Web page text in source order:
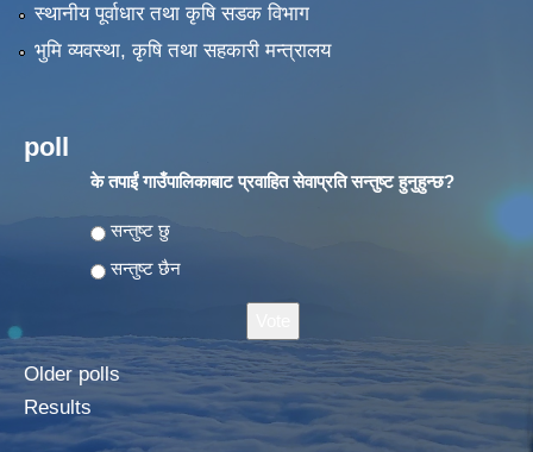
स्थानीय पूर्वाधार तथा कृषि सडक विभाग
भुमि व्यवस्था, कृषि तथा सहकारी मन्त्रालय
poll
के तपाईं गाउँपालिकाबाट प्रवाहित सेवाप्रति सन्तुष्ट हुनुहुन्छ?
Choices
सन्तुष्ट छु
सन्तुष्ट छैन
Older polls
Results